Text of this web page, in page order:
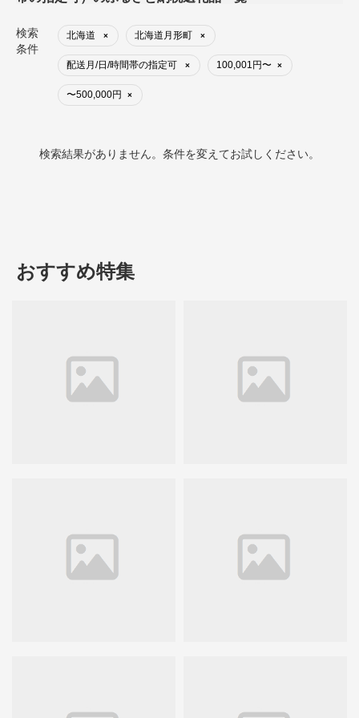
検索
条件
北海道 × 北海道月形町 ×
配送月/日/時間帯の指定可 × 100,001円〜 ×
〜500,000円 ×
検索結果がありません。条件を変えてお試しください。
おすすめ特集